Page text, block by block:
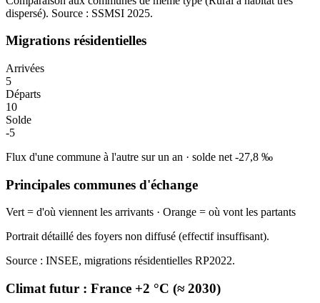
dispersé). Source : SSMSI 2025.
Migrations résidentielles
Arrivées
5
Départs
10
Solde
-5
Flux d'une commune à l'autre sur un an · solde net -27,8 ‰
Principales communes d'échange
Vert = d'où viennent les arrivants · Orange = où vont les partants
Portrait détaillé des foyers non diffusé (effectif insuffisant).
Source : INSEE, migrations résidentielles RP2022.
Climat futur : France +2 °C (≈ 2030)